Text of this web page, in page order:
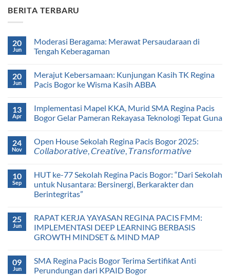
BERITA TERBARU
20
Jun
Moderasi Beragama: Merawat Persaudaraan di
Tengah Keberagaman
20
Jun
Merajut Kebersamaan: Kunjungan Kasih TK Regina
Pacis Bogor ke Wisma Kasih ABBA
13
Apr
Implementasi Mapel KKA, Murid SMA Regina Pacis
Bogor Gelar Pameran Rekayasa Teknologi Tepat Guna
24
Nov
Open House Sekolah Regina Pacis Bogor 2025:
𝘊𝘰𝘭𝘭𝘢𝘣𝘰𝘳𝘢𝘵𝘪𝘷𝘦, 𝘊𝘳𝘦𝘢𝘵𝘪𝘷𝘦, 𝘛𝘳𝘢𝘯𝘴𝘧𝘰𝘳𝘮𝘢𝘵𝘪𝘷𝘦
10
Sep
HUT ke-77 Sekolah Regina Pacis Bogor: “Dari Sekolah
untuk Nusantara: Bersinergi, Berkarakter dan
Berintegritas”
25
Jun
RAPAT KERJA YAYASAN REGINA PACIS FMM:
IMPLEMENTASI DEEP LEARNING BERBASIS
GROWTH MINDSET & MIND MAP
09
Jun
SMA Regina Pacis Bogor Terima Sertifikat Anti
Perundungan dari KPAID Bogor